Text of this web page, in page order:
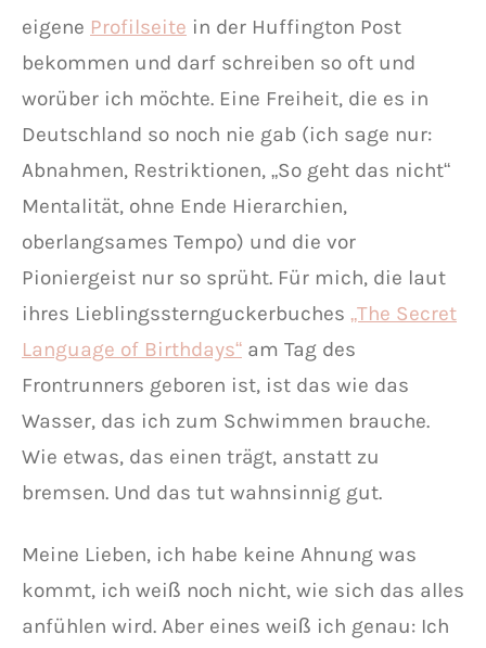
eigene Profilseite in der Huffington Post
bekommen und darf schreiben so oft und
worüber ich möchte. Eine Freiheit, die es in
Deutschland so noch nie gab (ich sage nur:
Abnahmen, Restriktionen, „So geht das nicht“
Mentalität, ohne Ende Hierarchien,
oberlangsames Tempo) und die vor
Pioniergeist nur so sprüht. Für mich, die laut
ihres Lieblingssternguckerbuches „The Secret
Language of Birthdays“ am Tag des
Frontrunners geboren ist, ist das wie das
Wasser, das ich zum Schwimmen brauche.
Wie etwas, das einen trägt, anstatt zu
bremsen. Und das tut wahnsinnig gut.
Meine Lieben, ich habe keine Ahnung was
kommt, ich weiß noch nicht, wie sich das alles
anfühlen wird. Aber eines weiß ich genau: Ich